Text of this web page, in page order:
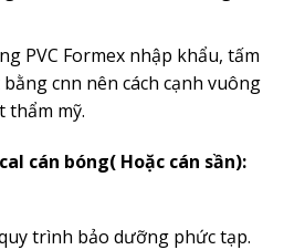
PVC Formex nhập khẩu, tấm
cnn nên cách cạnh vuông
thẩm mỹ.
cán bóng( Hoặc cán sần):
trình bảo dưỡng phức tạp.